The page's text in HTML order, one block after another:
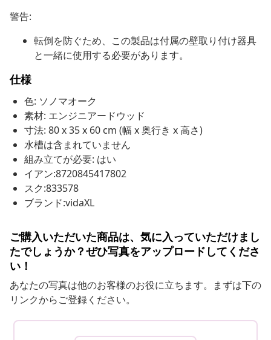
警告:
転倒を防ぐため、この製品は付属の壁取り付け器具
と一緒に使用する必要があります。
仕様
色: ソノマオーク
素材: エンジニアードウッド
寸法: 80 x 35 x 60 cm (幅 x 奥行き x 高さ)
水槽は含まれていません
組み立てが必要: はい
イアン:8720845417802
スク:833578
ブランド:vidaXL
ご購入いただいた商品は、気に入っていただけまし
たでしょうか？ぜひ写真をアップロードしてくださ
い！
あなたの写真は他のお客様のお役に立ちます。まずは下の
リンクからご登録ください。